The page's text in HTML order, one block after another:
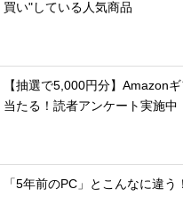
買い"している人気商品
【抽選で5,000円分】Amazon
当たる！読者アンケート実施中
「5年前のPC」とこんなに違う